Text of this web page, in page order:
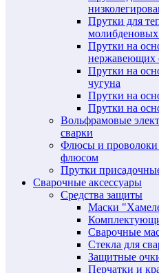
Прутки для
молибденовых
Прутки на
нержавеющих
Прутки на
чугуна
Прутки на
Прутки на
Вольфрамовые
сварки
Флюсы и проволоки
флюсом
Прутки
Сварочные аксессуары
Средства защиты
Маски
Сварочные
Стекла для
Защитные
Перчатки и